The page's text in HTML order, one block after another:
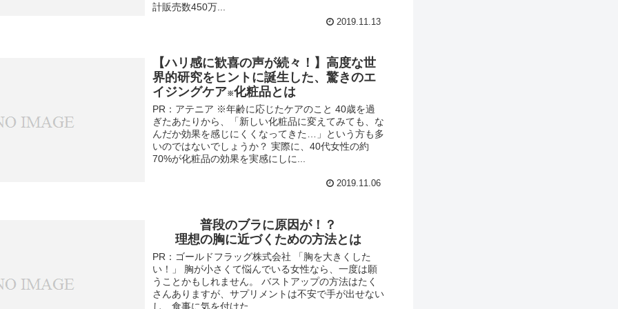
計販売数450万...
2019.11.13
【ハリ感に歓喜の声が続々！】高度な世
界的研究をヒントに誕生した、驚きのエ
イジングケア※化粧品とは
PR：アテニア ※年齢に応じたケアのこと 40歳を過
ぎたあたりから、「新しい化粧品に変えてみても、な
んだか効果を感じにくくなってきた…」という方も多
いのではないでしょうか？ 実際に、40代女性の約
70%が化粧品の効果を実感にしに...
2019.11.06
普段のブラに原因が！？
理想の胸に近づくための方法とは
PR：ゴールドフラッグ株式会社 「胸を大きくした
い！」 胸が小さくて悩んでいる女性なら、一度は願
うことかもしれません。 バストアップの方法はたく
さんありますが、サプリメントは不安で手が出せない
し…食事に気を付けた...